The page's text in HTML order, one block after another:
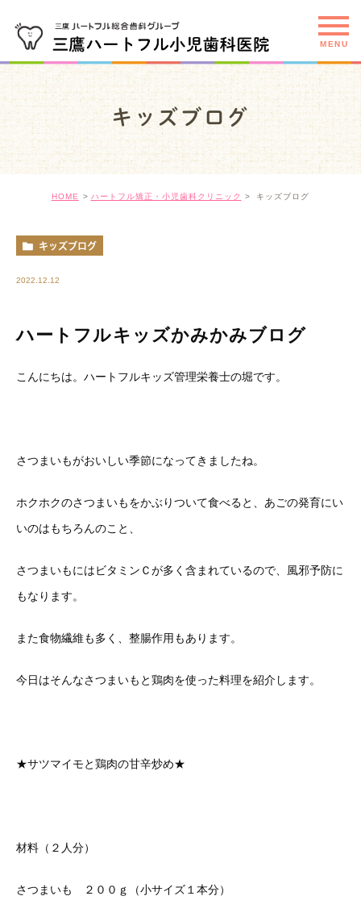
キッズブログ
HOME ハートフル矯正・小児歯科クリニック キッズブログ
キッズブログ
2022.12.12
ハートフルキッズかみかみブログ
こんにちは。ハートフルキッズ管理栄養士の堀です。
さつまいもがおいしい季節になってきましたね。
ホクホクのさつまいもをかぶりついて食べると、あごの発育にい
いのはもちろんのこと、
さつまいもにはビタミンＣが多く含まれているので、風邪予防に
もなります。
また食物繊維も多く、整腸作用もあります。
今日はそんなさつまいもと鶏肉を使った料理を紹介します。
★サツマイモと鶏肉の甘辛炒め★
材料（２人分）
さつまいも ２００ｇ（小サイズ１本分）